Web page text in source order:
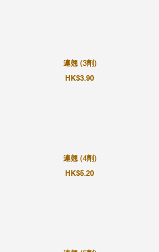
連翹 (3劑)
HK$3.90
連翹 (4劑)
HK$5.20